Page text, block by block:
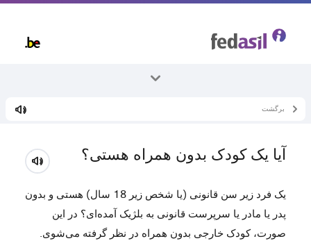
همه موضوعات
کودک بدون همراه هستید؟
برگشت
آیا یک کودک بدون همراه هستی؟
یک فرد زیر سن قانونی (یا شخص زیر 18 سال) هستی و بدون
پدر یا مادر یا سرپرست قانونی به بلژیک آمده‌ای؟ در این
صورت، کودک خارجی بدون همراه در نظر گرفته می‌شوی.